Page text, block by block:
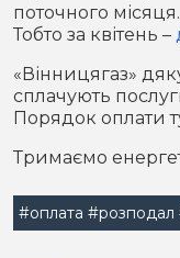
Спорт
поточного місяця.
Тобто за квітень –
«Вінницягаз»
сплачують
Порядок оплати
Тримаємо
#оплата #розподал